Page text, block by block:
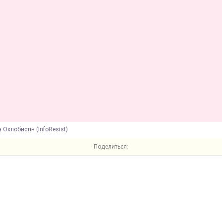
Охлобистін (InfoResist)
Поделиться: